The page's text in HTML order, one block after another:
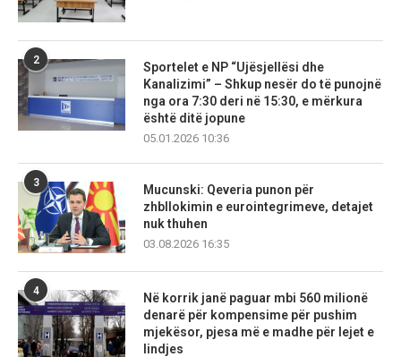
2
Sportelet e NP “Ujësjellësi dhe
Kanalizimi” – Shkup nesër do të punojnë
nga ora 7:30 deri në 15:30, e mërkura
është ditë jopune
05.01.2026 10:36
3
Mucunski: Qeveria punon për
zhbllokimin e eurointegrimeve, detajet
nuk thuhen
03.08.2026 16:35
4
Në korrik janë paguar mbi 560 milionë
denarë për kompensime për pushim
mjekësor, pjesa më e madhe për lejet e
lindjes